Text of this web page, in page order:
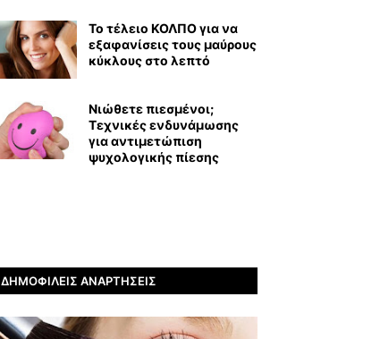
Το τέλειο ΚΟΛΠΟ για να
εξαφανίσεις τους μαύρους
κύκλους στο λεπτό
Νιώθετε πιεσμένοι;
Τεχνικές ενδυνάμωσης
για αντιμετώπιση
ψυχολογικής πίεσης
ΔΗΜΟΦΙΛΕΊΣ ΑΝΑΡΤΉΣΕΙΣ